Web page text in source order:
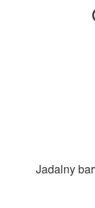
Jadalny